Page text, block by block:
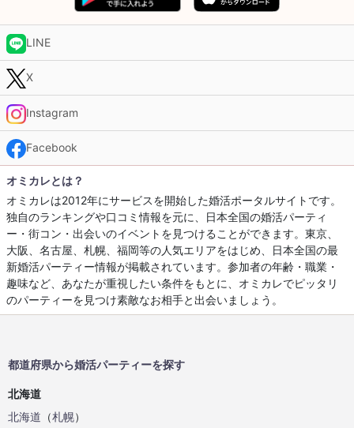
LINE
X
Instagram
Facebook
オミカレとは？
オミカレは2012年にサービスを開始した婚活ポータルサイトです。
独自のランキングや口コミ情報を元に、日本全国の婚活パーティ
ー・街コン・出会いのイベントを見つけることができます。東京、
大阪、名古屋、札幌、福岡等の人気エリアをはじめ、日本全国の最
新婚活パーティー情報が掲載されています。参加者の年齢・職業・
趣味など、あなたが重視したい条件をもとに、オミカレでピッタリ
のパーティーを見つけ素敵なお相手と出会いましょう。
都道府県から婚活パーティーを探す
北海道
北海道 （札幌）